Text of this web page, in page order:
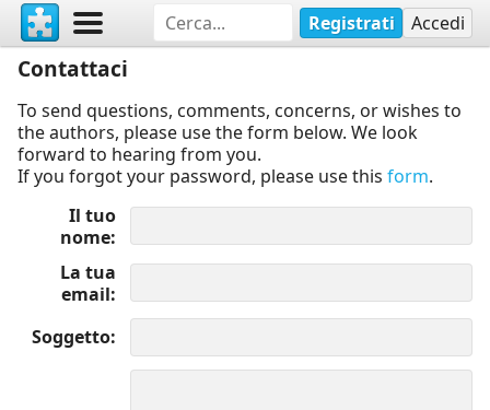
Registrati Accedi
Contattaci
To send questions, comments, concerns, or wishes to
the authors, please use the form below. We look
forward to hearing from you.
If you forgot your password, please use this form.
Il tuo
nome
La tua
email
Soggetto